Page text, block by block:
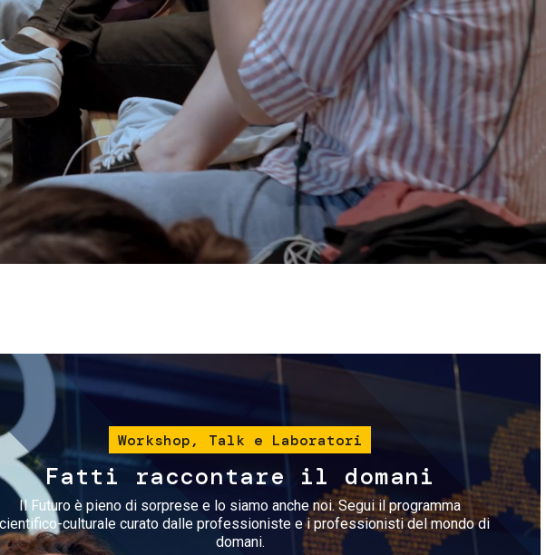
Servizi e accessibilità
Contatti
Biglietti
Immagine
Workshop, Talk e Laboratori
Fatti raccontare il domani
Il Futuro è pieno di sorprese e lo siamo anche noi. Segui il programma
culturale curato dalle professioniste e i professionisti del mondo di
domani.